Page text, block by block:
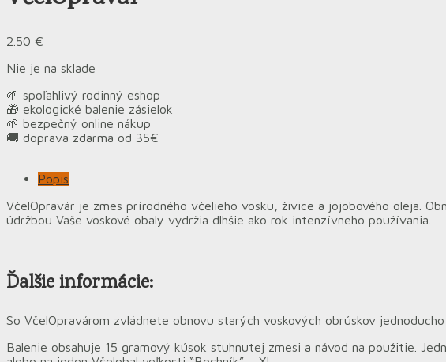
2.50 €
Nie je na sklade
🌱 spoľahlivý rodinný eshop
🎁 ekologické balenie zásielok
🌱 bezpečný online nákup
🚚 doprava zdarma od 35€
Popis
VčelOpravár je zmes prírodného včelieho vosku, živice a jojobového oleja.
údržbou Vaše voskové obaly vydržia dlhšie ako rok intenzívneho používania.
Ďalšie informácie:
So VčelOpravárom zvládnete obnovu starých voskových obrúskov
Balenie obsahuje 15 gramový kúsok stuhnutej zmesi a návod na použitie.